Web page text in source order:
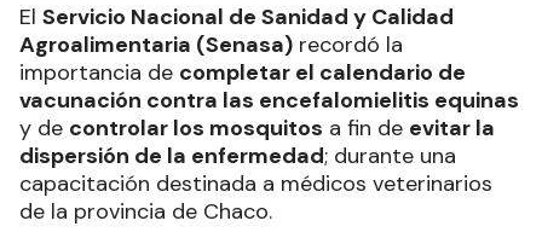
El Servicio Nacional de Sanidad y Calidad
Agroalimentaria (Senasa) recordó la
importancia de completar el calendario de
vacunación contra las encefalomielitis equinas
y de controlar los mosquitos a fin de evitar la
dispersión de la enfermedad; durante una
capacitación destinada a médicos veterinarios
de la provincia de Chaco.